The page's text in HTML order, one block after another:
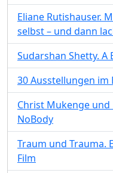
Eliane Rutishauser.
selbst – und dann
Sudarshan Shetty. A
30 Ausstellungen im
Christ Mukenge und
NoBody
Traum und Trauma.
Film